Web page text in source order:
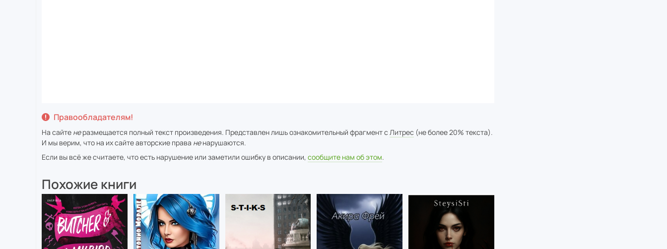
Правообладателям!
На сайте неразмещается полный текст произведения. Представлен лишь ознакомительный фрагмент с Литрес (не более 20% текста).
И мы верим, что на их сайте авторские права ненарушаются.
Если вы всё же считаете, что есть нарушение или заметили ошибку в описании, сообщите нам об этом.
Похожие книги